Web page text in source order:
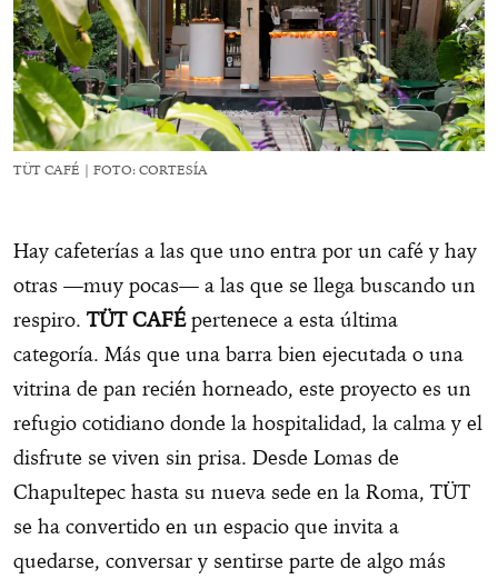
TÜT CAFÉ | FOTO: CORTESÍA
Hay cafeterías a las que uno entra por un café y hay
otras —muy pocas— a las que se llega buscando un
respiro.TÜT CAFÉpertenece a esta última
categoría. Más que una barra bien ejecutada o una
vitrina de pan recién horneado, este proyecto es un
refugio cotidiano donde la hospitalidad, la calma y el
disfrute se viven sin prisa. Desde Lomas de
Chapultepec hasta su nueva sede en la Roma, TÜT
se ha convertido en un espacio que invita a
quedarse, conversar y sentirse parte de algo más